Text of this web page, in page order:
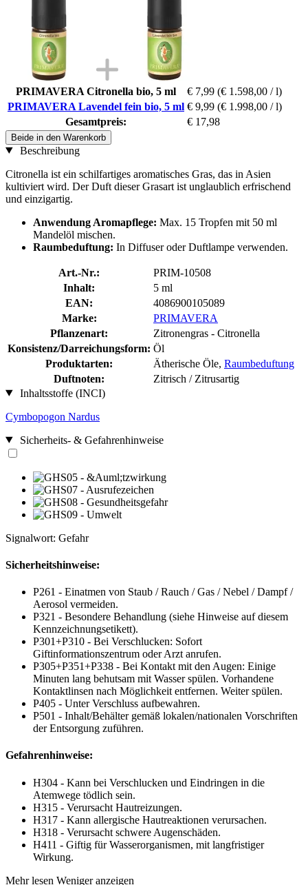
PRIMAVERA Citronella bio, 5 ml € 7,99 (€ 1.598,00 / l)
PRIMAVERA Lavendel fein bio, 5 ml € 9,99 (€ 1.998,00 / l)
Gesamtpreis:
€ 17,98
Beide in den Warenkorb
Beschreibung
Citronella ist ein schilfartiges aromatisches Gras, das in Asien
kultiviert wird. Der Duft dieser Grasart ist unglaublich erfrischend
und einzigartig.
Anwendung Aromapflege: Max. 15 Tropfen mit 50 ml
Mandelöl mischen.
Raumbeduftung: In Diffuser oder Duftlampe verwenden.
Art.-Nr.:
PRIM-10508
Inhalt:
5 ml
EAN:
4086900105089
Marke:
PRIMAVERA
Pflanzenart:
Zitronengras - Citronella
Konsistenz/Darreichungsform: Öl
Produktarten:
Ätherische Öle, Raumbeduftung
Duftnoten:
Zitrisch / Zitrusartig
Inhaltsstoffe (INCI)
Cymbopogon Nardus
Sicherheits- & Gefahrenhinweise
Signalwort: Gefahr
Sicherheitshinweise:
P261 - Einatmen von Staub / Rauch / Gas / Nebel / Dampf /
Aerosol vermeiden.
P321 - Besondere Behandlung (siehe Hinweise auf diesem
Kennzeichnungsetikett).
P301+P310 - Bei Verschlucken: Sofort
Giftinformationszentrum oder Arzt anrufen.
P305+P351+P338 - Bei Kontakt mit den Augen: Einige
Minuten lang behutsam mit Wasser spülen. Vorhandene
Kontaktlinsen nach Möglichkeit entfernen. Weiter spülen.
P405 - Unter Verschluss aufbewahren.
P501 - Inhalt/Behälter gemäß lokalen/nationalen Vorschriften
der Entsorgung zuführen.
Gefahrenhinweise:
H304 - Kann bei Verschlucken und Eindringen in die
Atemwege tödlich sein.
H315 - Verursacht Hautreizungen.
H317 - Kann allergische Hautreaktionen verursachen.
H318 - Verursacht schwere Augenschäden.
H411 - Giftig für Wasserorganismen, mit langfristiger
Wirkung.
Mehr lesen Weniger anzeigen